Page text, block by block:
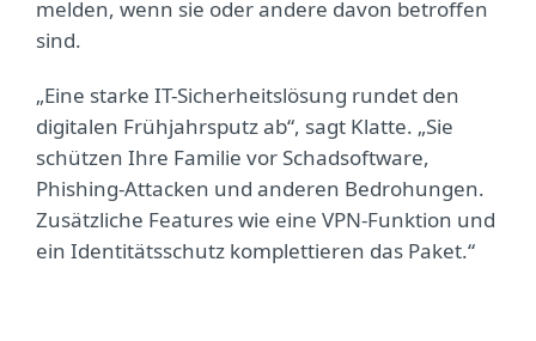
melden, wenn sie oder andere davon betroffen
sind.
„Eine starke IT-Sicherheitslösung rundet den
digitalen Frühjahrsputz ab“, sagt Klatte. „Sie
schützen Ihre Familie vor Schadsoftware,
Phishing-Attacken und anderen Bedrohungen.
Zusätzliche Features wie eine VPN-Funktion und
ein Identitätsschutz komplettieren das Paket.“